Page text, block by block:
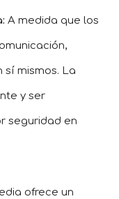
A medida que los
sí mismos. La
y ser
seguridad en
ofrece un